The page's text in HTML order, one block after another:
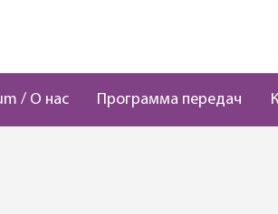
/ О нас Программа передач